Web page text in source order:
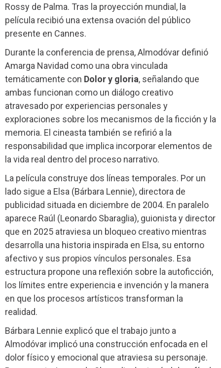
Rossy de Palma. Tras la proyección mundial, la
película recibió una extensa ovación del público
presente en Cannes.
Durante la conferencia de prensa, Almodóvar definió
Amarga Navidad como una obra vinculada
temáticamente con Dolor y gloria, señalando que
ambas funcionan como un diálogo creativo
atravesado por experiencias personales y
exploraciones sobre los mecanismos de la ficción y la
memoria. El cineasta también se refirió a la
responsabilidad que implica incorporar elementos de
la vida real dentro del proceso narrativo.
La película construye dos líneas temporales. Por un
lado sigue a Elsa (Bárbara Lennie), directora de
publicidad situada en diciembre de 2004. En paralelo
aparece Raúl (Leonardo Sbaraglia), guionista y director
que en 2025 atraviesa un bloqueo creativo mientras
desarrolla una historia inspirada en Elsa, su entorno
afectivo y sus propios vínculos personales. Esa
estructura propone una reflexión sobre la autoficción,
los límites entre experiencia e invención y la manera
en que los procesos artísticos transforman la
realidad.
Bárbara Lennie explicó que el trabajo junto a
Almodóvar implicó una construcción enfocada en el
dolor físico y emocional que atraviesa su personaje.